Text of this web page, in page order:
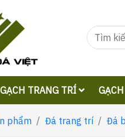
GẠCH TRANG TRÍ
phẩm Đá trang trí Đá